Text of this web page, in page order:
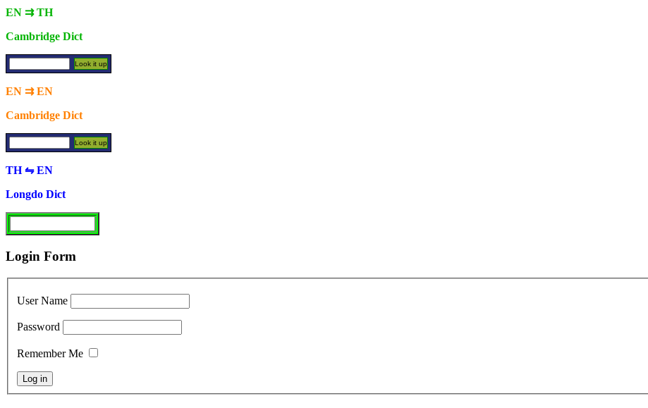
EN ⇉ TH
Cambridge Dict
EN ⇉ EN
Cambridge Dict
TH ⇋ EN
Longdo Dict
Login Form
User Name
Password
Remember Me